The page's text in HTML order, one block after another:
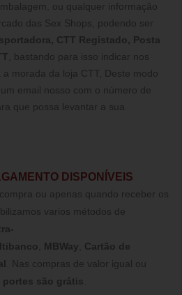
ou qualquer informação
das Sex Shops, podendo ser
CTT Registado, Posta
, bastando para isso indicar nos
morada da loja CTT, Deste modo
email nosso com o número de
que possa levantar a sua
DISPONÍVEIS
ou apenas quando receber os
varios métodos de
MBWay
Cartão de
Nas compras de valor igual ou
portes são grátis